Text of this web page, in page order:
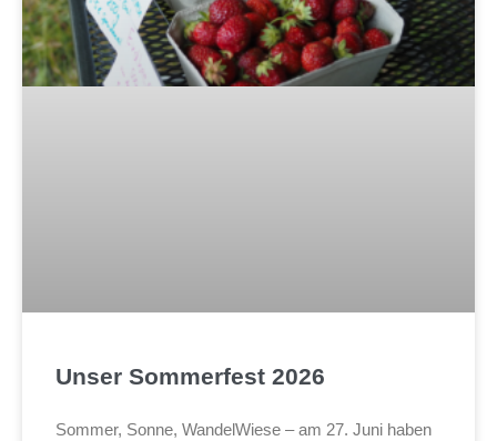
Unser Sommerfest 2026
Sommer, Sonne, WandelWiese – am 27. Juni haben